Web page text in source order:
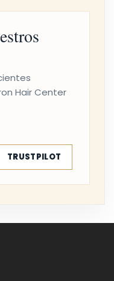
Hair Center
TRUSTPILOT